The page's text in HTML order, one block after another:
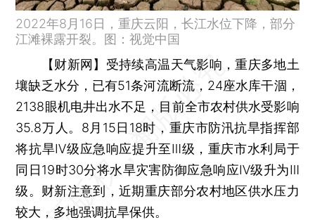
2022年8月16日，重庆云阳，长江水位下降，部分
江滩裸露开裂。图：视觉中国
【财新网】 受持续高温天气影响，重庆多地土
壤缺乏水分，已有51条河流断流，24座水库干涸，
2138眼机电井出水不足，目前全市农村供水受影响
35.8万人。8月15日18时，重庆市防汛抗旱指挥部
将抗旱Ⅳ级应急响应提升至Ⅲ级，重庆市水利局于
同日19时30分将水旱灾害防御应急响应Ⅳ级升为Ⅲ
级。财新注意到，近期重庆部分农村地区供水压力
较大，多地强调抗旱保供。